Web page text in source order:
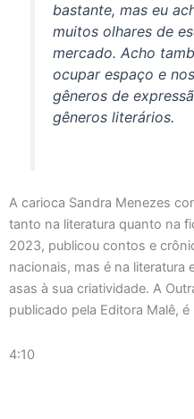
bastante, mas eu
muitos olhares de
mercado. Acho
ocupar espaço e
gêneros de
gêneros literários.
A carioca Sandra Menezes
tanto na literatura quanto na
2023, publicou contos e
nacionais, mas é na literatura
asas à sua criatividade. A
publicado pela Editora Malê,
4:10